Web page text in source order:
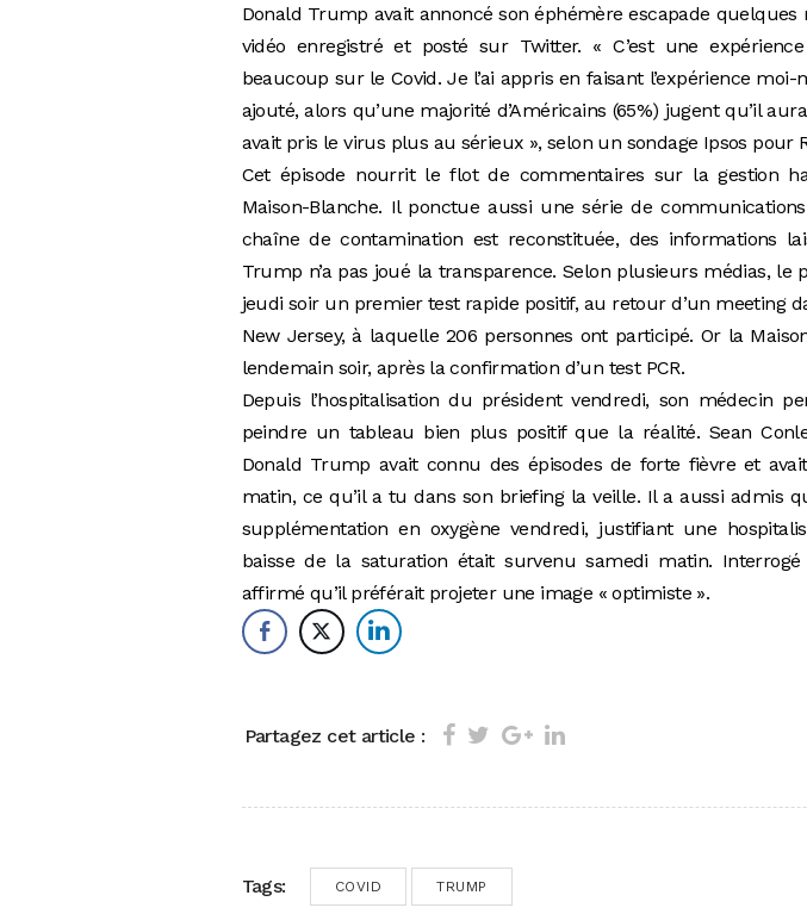
Donald Trump avait annoncé son éphémère escapade
vidéo enregistré et posté sur Twitter. « C’est une
beaucoup sur le Covid. Je l’ai appris en faisant l’expérience moi-
ajouté, alors qu’une majorité d’Américains (65%) jugent qu’il
avait pris le virus plus au sérieux », selon un sondage Ipsos pour
Cet épisode nourrit le flot de commentaires sur la gestion
Maison-Blanche. Il ponctue aussi une série de
chaîne de contamination est reconstituée, des informations
Trump n’a pas joué la transparence. Selon plusieurs médias,
jeudi soir un premier test rapide positif, au retour d’un meeting
New Jersey, à laquelle 206 personnes ont participé. Or la
lendemain soir, après la confirmation d’un test PCR.
Depuis l’hospitalisation du président vendredi, son médecin
peindre un tableau bien plus positif que la réalité. Sean
Donald Trump avait connu des épisodes de forte fièvre et
matin, ce qu’il a tu dans son briefing la veille. Il a aussi admis
supplémentation en oxygène vendredi, justifiant une
baisse de la saturation était survenu samedi matin.
affirmé qu’il préférait projeter une image « optimiste ».
Partagez cet article :
Tags: COVID TRUMP